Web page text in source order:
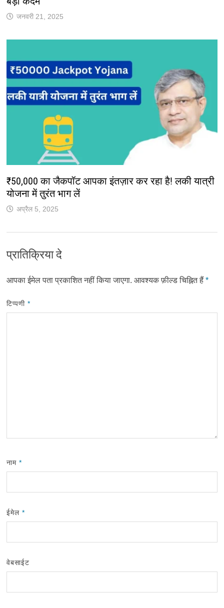
जनवरी 21, 2025
₹50,000 का जैकपॉट आपका इंतज़ार कर रहा है! लकी यात्री
योजना में तुरंत भाग लें
अप्रैल 5, 2025
प्रातिक्रिया दे
आपका ईमेल पता प्रकाशित नहीं किया जाएगा. आवश्यक फ़ील्ड चिह्नित हैं *
टिप्पणी*
नाम*
ईमेल*
वेबसाईट